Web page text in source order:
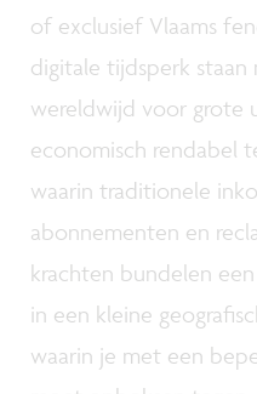
of exclusief Vlaams
digitale tijdsperk staan
wereldwijd voor grote
economisch rendabel
waarin traditionele
abonnementen en
krachten bundelen
in een kleine
waarin je met een